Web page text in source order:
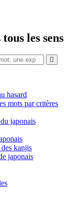
les sens
hasard
mots par critères
japonais
kanjis
japonais